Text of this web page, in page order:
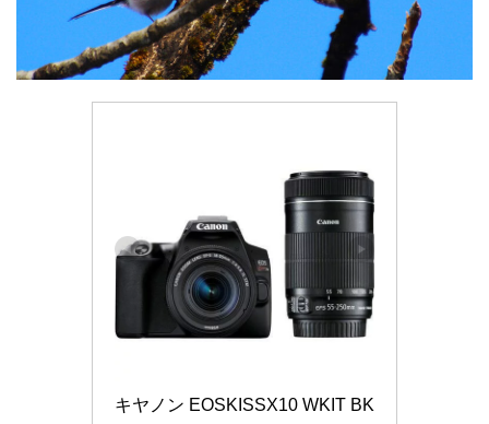
キヤノン EOSKISSX10 WKIT BK